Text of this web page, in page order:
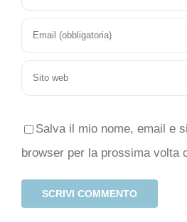
Salva il mio nome, email e
browser per la prossima volta